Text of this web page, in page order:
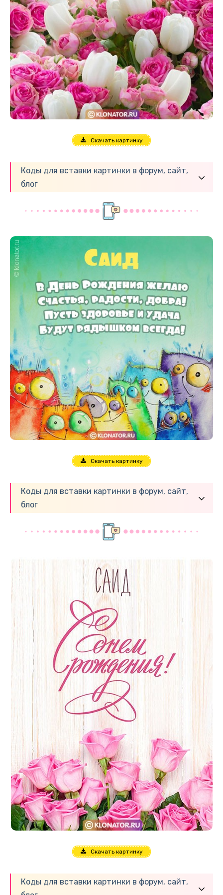
Скачать картинку
Коды для вставки картинки в форум, сайт,
блог
Скачать картинку
Коды для вставки картинки в форум, сайт,
блог
Скачать картинку
Коды для вставки картинки в форум, сайт,